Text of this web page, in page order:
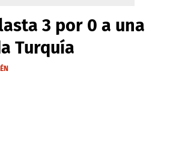
3 por 0 a una
Turquía